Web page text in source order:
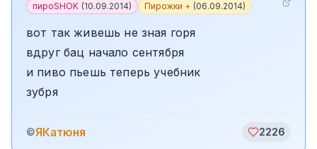
пироSHOK (10.09.2014) Пирожки + (06.09.2014)
вот так живешь не зная горя
вдруг бац начало сентября
и пиво пьешь теперь учебник
зубря
©ЯКатюня 2226